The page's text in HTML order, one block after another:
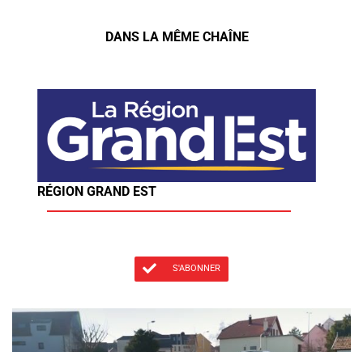
DANS LA MÊME CHAÎNE
RÉGION GRAND EST
S'ABONNER